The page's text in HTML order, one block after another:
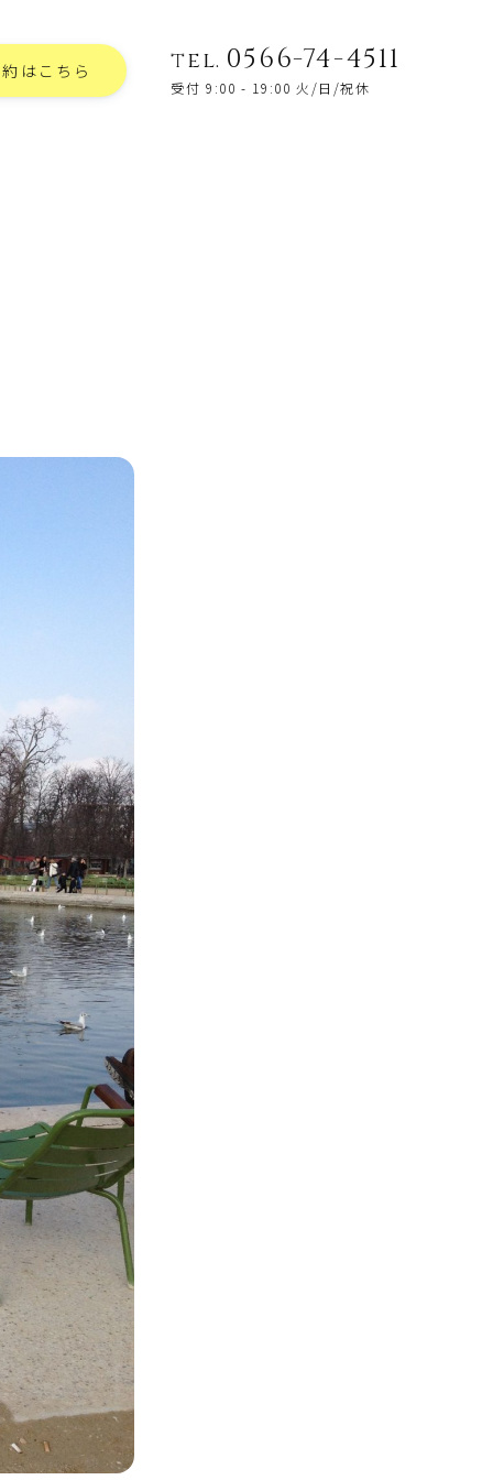
はこちら tel. 0566-74-4511
受付 9:00 - 19:00 火/日/祝休